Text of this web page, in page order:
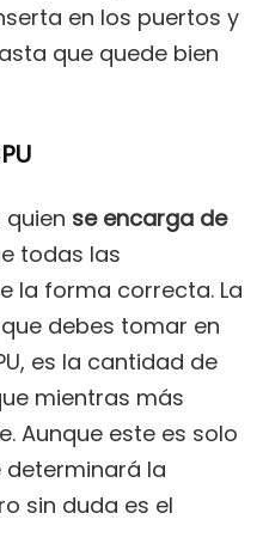
en los puertos y
que quede bien
quien se encarga de
todas las
la forma correcta. La
debes tomar en
es la cantidad de
mientras más
Aunque este es solo
la
sin duda es el